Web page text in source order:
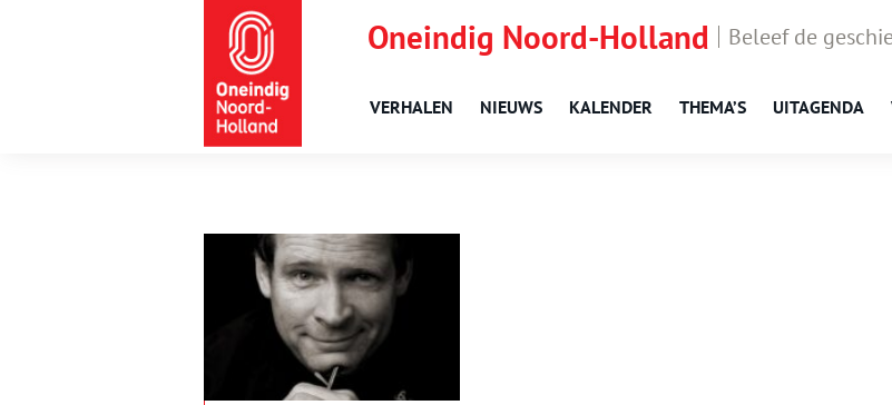
Oneindig Noord-Holland Beleef de
VERHALEN NIEUWS KALENDER THEMA’S UITAGENDA